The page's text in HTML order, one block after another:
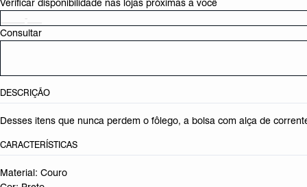
Verificar disponibilidade nas lojas próximas a você
Consultar
DESCRIÇÃO
Desses itens que nunca perdem o fôlego, a bolsa com alça de
CARACTERÍSTICAS
Material: Couro